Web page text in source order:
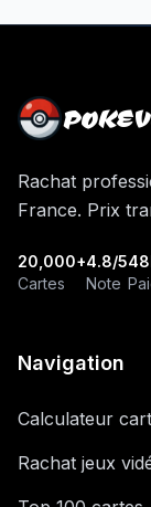
Rachat
France. Prix
20,000+
Cartes
4.8/5
Note
Navigation
Calculateur
Rachat jeux